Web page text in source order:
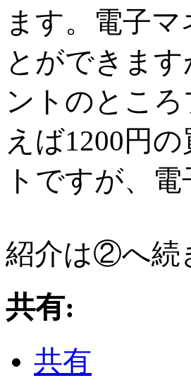
ます。電子
とができま
ントのとこ
えば1200円
トですが、
紹介は②へ続
共有:
共有